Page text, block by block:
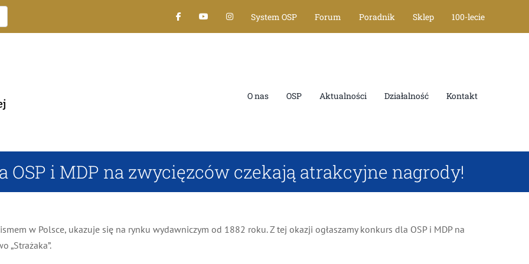
System OSP Forum Poradnik Sklep 100-lecie
O nas OSP Aktualności Działalność Kontakt
OSP i MDP na zwycięzców czekają atrakcyjne nagrody!
w Polsce, ukazuje się na rynku wydawniczym od 1882 roku. Z tej okazji ogłaszamy konkurs dla OSP i MDP na